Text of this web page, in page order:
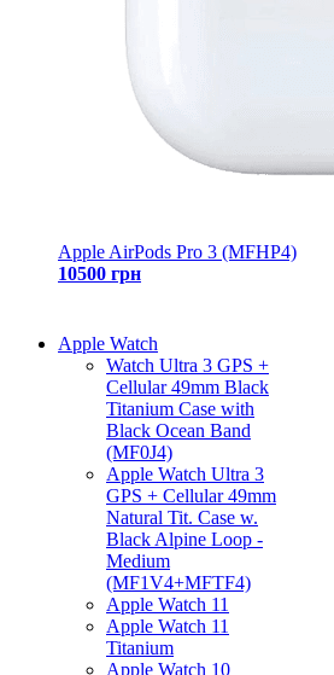
Apple AirPods Pro 3 (MFHP4)
10500 грн
Apple Watch
Watch Ultra 3 GPS +
Cellular 49mm Black
Titanium Case with
Black Ocean Band
(MF0J4)
Apple Watch Ultra 3
GPS + Cellular 49mm
Natural Tit. Case w.
Black Alpine Loop -
Medium
(MF1V4+MFTF4)
Apple Watch 11
Apple Watch 11
Titanium
Apple Watch 10